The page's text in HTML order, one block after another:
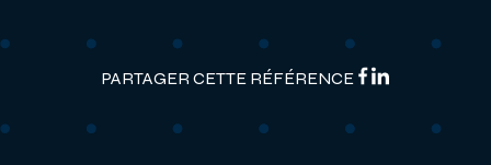
PARTAGER CETTE RÉFÉRENCE